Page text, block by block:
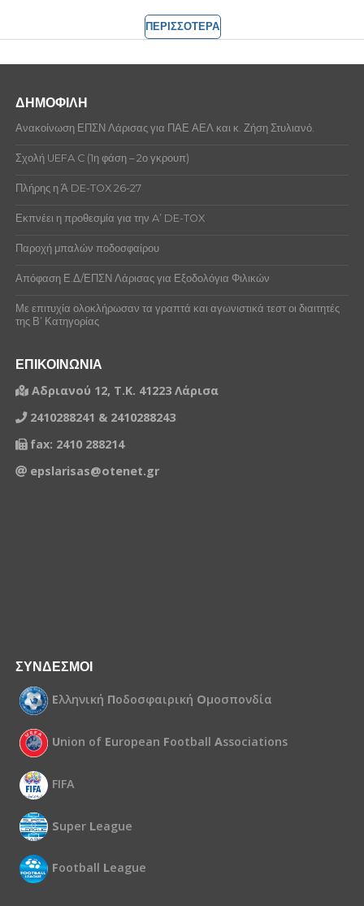
ΠΕΡΙΣΣΟΤΕΡΑ
ΔΗΜΟΦΙΛΗ
Ανακοίνωση ΕΠΣΝ Λάρισας για ΠΑΕ ΑΕΛ και κ. Ζήση Στυλιανό.
Σχολή UEFA C (1η φάση – 2ο γκρουπ)
Πλήρης η Ά DE-TOX 26-27
Εκπνέει η προθεσμία για την A’ DE-TOX
Παροχή μπαλών ποδοσφαίρου
Απόφαση Ε.Δ/ΕΠΣΝ Λάρισας για Εξοδολόγια Φιλικών
Με επιτυχία ολοκλήρωσαν τα γραπτά και αγωνιστικά τεστ οι διαιτητές
της Β’ Κατηγορίας
ΕΠΙΚΟΙΝΩΝΙΑ
Αδριανού 12, Τ.Κ. 41223 Λάρισα
2410288241 & 2410288243
fax: 2410 288214
epslarisas@otenet.gr
ΣΥΝΔΕΣΜΟΙ
Ελληνική Ποδοσφαιρική Ομοσπονδία
Union of European Football Associations
FIFA
Super League
Football League